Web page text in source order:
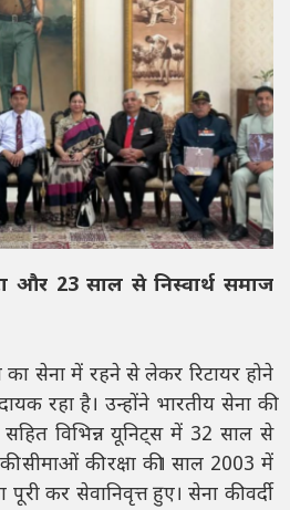
और 23 साल से निस्वार्थ समाज
सेना में रहने से लेकर रिटायर होने
रहा है। उन्होंने भारतीय सेना की
सहित विभिन्न यूनिट्स में 32 साल से
सीमाओं की रक्षा की। साल 2003 में
कर सेवानिवृत्त हुए। सेना की वर्दी